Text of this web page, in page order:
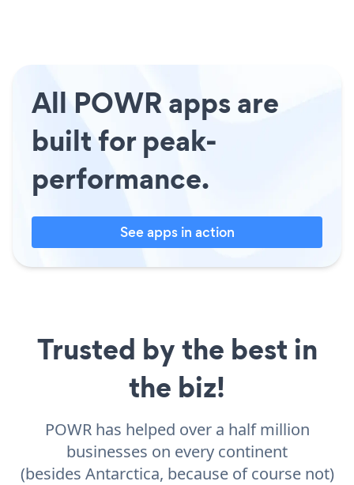
All POWR apps are
built for peak-
performance.
See apps in action
Trusted by the best in
the biz!
POWR has helped over a half million
businesses on every continent
(besides Antarctica, because of course not)